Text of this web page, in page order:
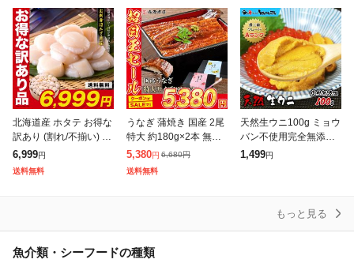
北海道産 ホタテ お得な
訳あり (割れ/不揃い) 生
ほたて貝柱 どっさり1k
g 帆立 ホタテ ほたて 刺
6,999円
送料無料
うなぎ 蒲焼き 国産 2尾
特大 約180g×2本 無投
薬 選べる 鹿児島県産
鰻 ウナギ かば焼き ス
タミナ グルメ 食品 ギ
5,380円 6,680円
送料無料
天然生ウニ100g ミョウ
バン不使用完全無添加
うに 雲丹 海鮮丼 寿司
1,499円
もっと見る
魚介類・シーフードの種類